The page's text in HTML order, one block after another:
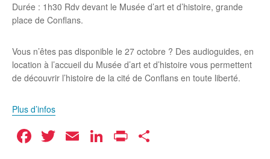
Durée : 1h30 Rdv devant le Musée d’art et d’histoire, grande
place de Conflans.
Vous n’êtes pas disponible le 27 octobre ? Des audioguides, en
location à l’accueil du Musée d’art et d’histoire vous permettent
de découvrir l’histoire de la cité de Conflans en toute liberté.
Plus d’infos
Facebook
Twitter
EmailLinkedIn
Print